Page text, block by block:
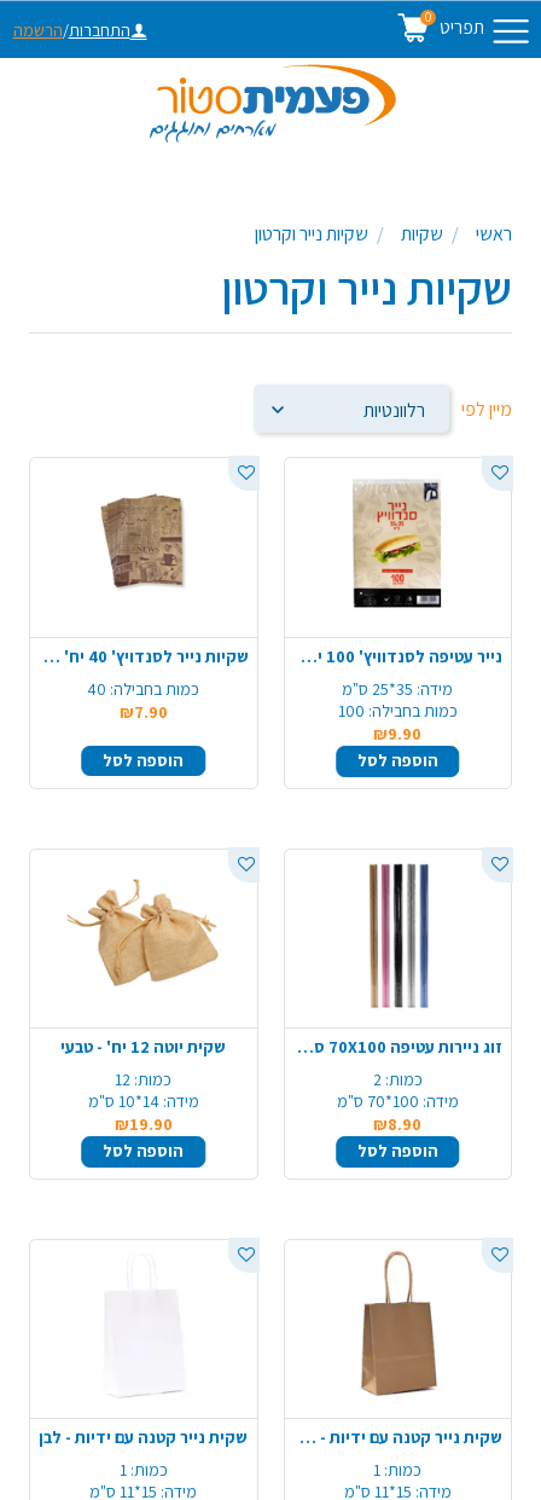
תפריט 0
התחברות/הרשמה
ראשי שקיות שקיות נייר וקרטון
שקיות נייר וקרטון
מיין לפי
נייר עטיפה לסנדוויץ' 100 יח' - לבן
מידה: 35*25 ס"מ
כמות בחבילה: 100
₪9.90
הוספה לסל
שקיות נייר לסנדויץ' 40 יח' - נייר חום
כמות בחבילה: 40
₪7.90
הוספה לסל
זוג ניירות עטיפה 70X100 ס"מ – צבע משתנה
כמות: 2
מידה: 100*70 ס"מ
₪8.90
הוספה לסל
שקית יוטה 12 יח' - טבעי
כמות: 12
מידה: 14*10 ס"מ
₪19.90
הוספה לסל
שקית נייר קטנה עם ידיות - טבעי
כמות: 1
מידה: 15*11 ס"מ
שקית נייר קטנה עם ידיות - לבן
כמות: 1
מידה: 15*11 ס"מ